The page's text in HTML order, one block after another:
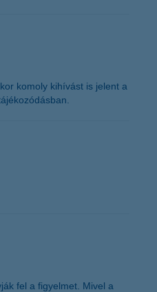
komoly kihívást is jelent a
fel a figyelmet. Mivel a